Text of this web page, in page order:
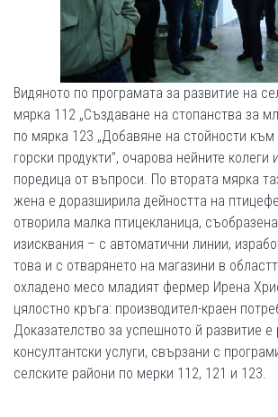
Видяното по програмата за развитие на
мярка 112 „Създаване на стопанства за
по мярка 123 „Добавяне на стойности
горски продукти”, очарова нейните колеги
поредица от въпроси. По втората мярка
жена е доразширила дейността на
отворила малка птицекланица,
изисквания – с автоматични линии,
това и с отварянето на магазини в
охладено месо младият фермер Ирена
цялостно кръга: производител-краен
Доказателство за успешното й развитие е
консултантски услуги, свързани с
селските райони по мерки 112, 121 и 123.